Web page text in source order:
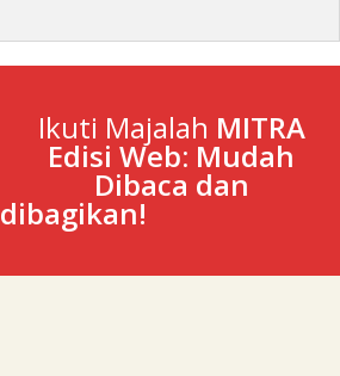
Ikuti Majalah MITRA
Edisi Web: Mudah
Dibaca dan
dibagikan!